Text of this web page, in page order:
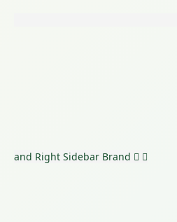
and Right Sidebar Brand